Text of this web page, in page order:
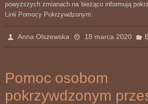
powyższych zmianach na bieżąco informują
Linii Pomocy Pokrzywdzonym.
Anna Olszewska 18 marca 2020
Pomoc osobom
pokrzywdzonym